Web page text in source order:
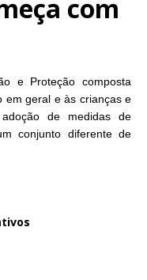
com
e Proteção composta
em geral e às crianças e
de medidas de
conjunto diferente de